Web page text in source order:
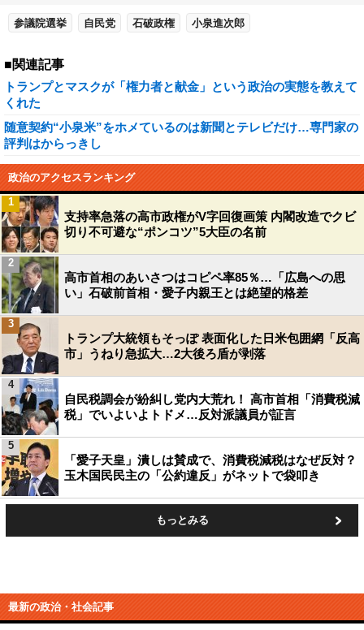
参議院選挙 自民党 石破政権 小泉進次郎
■関連記事
トランプとマスクが「権力者と献金」という政治の実態を教えて
くれた
随意契約“小泉米”をホメているのは新聞とテレビだけ…専門家の
評判はからっきし
政治のアクセスランキング
支持率急落の高市政権がV字回復画策 内閣改造でクビ
切り不可避な“ポンコツ”5大臣の名前
1
高市首相のあいさつはコピペ率85％…「広島への思
い」石破前首相・愛子内親王とは絶望的格差
2
トランプ大統領もそっぽ 表面化した日米包囲網「反高
市」うねり急拡大…2大後ろ盾が剥落
3
自民税調会が紛糾し党内大荒れ！ 高市首相「消費税減
税」でいよいよトドメ…反対派議員が証言
4
「愛子天皇」潰しは賛成で、消費税減税はなぜ反対？
玉木国民民主の「公約違反」がネットで袋叩き
5
もっとみる
最新の政治・社会記事